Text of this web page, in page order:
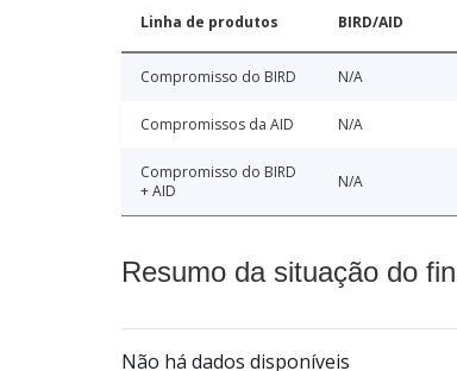
Linha de produtos BIRD/AID
Compromisso do BIRD N/A
Compromissos da AID N/A
Compromisso do BIRD
+ AID
N/A
Resumo da situação do
Não há dados disponíveis